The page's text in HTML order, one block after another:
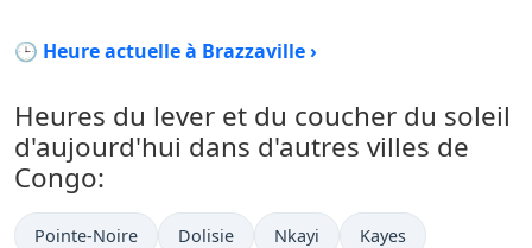
🕒 Heure actuelle à Brazzaville ›
Heures du lever et du coucher du soleil
d'aujourd'hui dans d'autres villes de
Congo:
Pointe-Noire Dolisie Nkayi Kayes